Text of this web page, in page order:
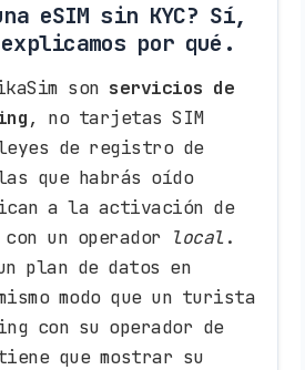
eSIM sin KYC? Sí,
por qué.
son servicios de
, no tarjetas SIM
de registro de
que habrás oído
a la activación de
con un operador local .
plan de datos en
modo que un turista
con su operador de
que mostrar su